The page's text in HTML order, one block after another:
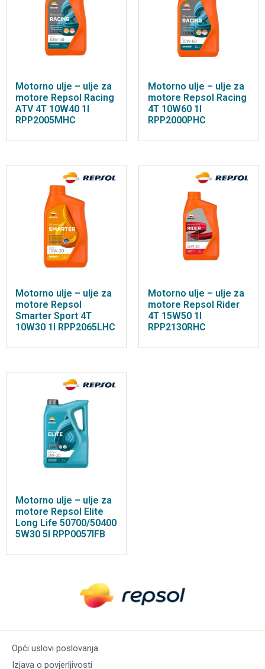
Motorno ulje – ulje za
motore Repsol Racing
ATV 4T 10W40 1l
RPP2005MHC
Motorno ulje – ulje za
motore Repsol Racing
4T 10W60 1l
RPP2000PHC
Motorno ulje – ulje za
motore Repsol
Smarter Sport 4T
10W30 1l RPP2065LHC
Motorno ulje – ulje za
motore Repsol Rider
4T 15W50 1l
RPP2130RHC
Motorno ulje – ulje za
motore Repsol Elite
Long Life 50700/50400
5W30 5l RPP0057IFB
Opći uslovi poslovanja
Izjava o povjerljivosti